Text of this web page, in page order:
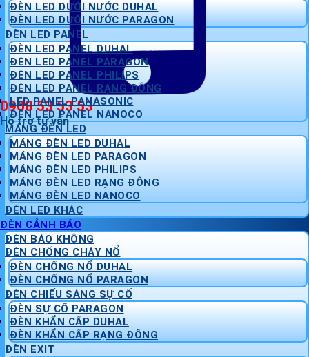
0908 53 53 53
Hỗ trợ tư vấn
ĐÈN LED DƯỚI NƯỚC DUHAL
ĐÈN LED DƯỚI NƯỚC PARAGON
ĐÈN LED PANEL
ĐÈN LED PANEL DUHAL
ĐÈN LED PANEL PARAGON
ĐÈN LED PANEL PHILIPS
ĐÈN LED PANEL RẠNG ĐÔNG
LED PANEL PANASONIC
ĐÈN LED PANEL NANOCO
MÁNG ĐÈN LED
MÁNG ĐÈN LED DUHAL
MÁNG ĐÈN LED PARAGON
MÁNG ĐÈN LED PHILIPS
MÁNG ĐÈN LED RẠNG ĐÔNG
MÁNG ĐÈN LED NANOCO
ĐÈN LED KHÁC
ĐÈN CẢNH BÁO
ĐÈN BÁO KHÔNG
ĐÈN CHỐNG CHÁY NỔ
ĐÈN CHỐNG NỔ DUHAL
ĐÈN CHỐNG NỔ PARAGON
ĐÈN CHIẾU SÁNG SỰ CỐ
ĐÈN SỰ CỐ PARAGON
ĐÈN KHẨN CẤP DUHAL
ĐÈN KHẨN CẤP RẠNG ĐÔNG
ĐÈN EXIT